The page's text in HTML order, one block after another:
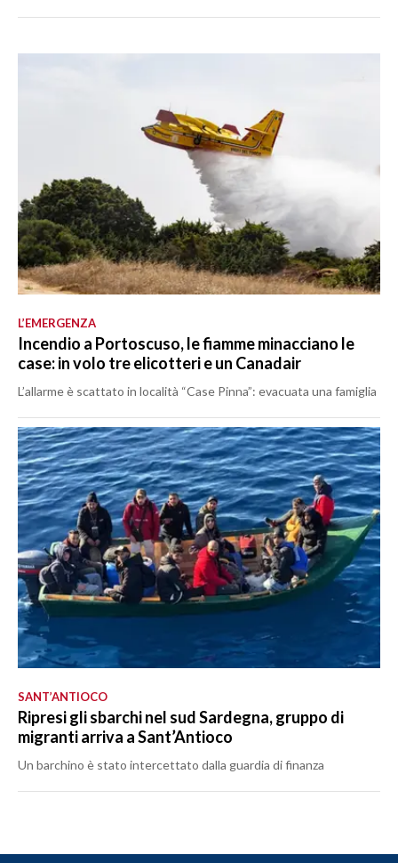
L’EMERGENZA
Incendio a Portoscuso, le fiamme minacciano le
case: in volo tre elicotteri e un Canadair
L’allarme è scattato in località “Case Pinna”: evacuata una famiglia
SANT’ANTIOCO
Ripresi gli sbarchi nel sud Sardegna, gruppo di
migranti arriva a Sant’Antioco
Un barchino è stato intercettato dalla guardia di finanza